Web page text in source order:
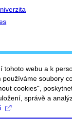
tohoto webu a k
používáme soubory
cookies",
správě a